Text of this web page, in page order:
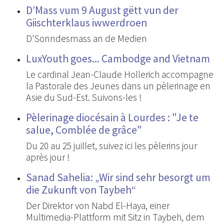
D’Mass vum 9 August gëtt vun der
Giischterklaus iwwerdroen
D'Sonndesmass an de Medien
LuxYouth goes... Cambodge and Vietnam
Le cardinal Jean-Claude Hollerich accompagne
la Pastorale des Jeunes dans un pèlerinage en
Asie du Sud-Est. Suivons-les !
Pèlerinage diocésain à Lourdes : "Je te
salue, Comblée de grâce"
Du 20 au 25 juillet, suivez ici les pèlerins jour
après jour !
Sanad Sahelia: „Wir sind sehr besorgt um
die Zukunft von Taybeh“
Der Direktor von Nabd El-Haya, einer
Multimedia-Plattform mit Sitz in Taybeh, dem